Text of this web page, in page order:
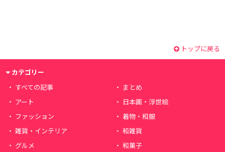
トップに戻る
カテゴリー
すべての記事
まとめ
アート
日本画・浮世絵
ファッション
着物・和服
雑貨・インテリア
和雑貨
グルメ
和菓子